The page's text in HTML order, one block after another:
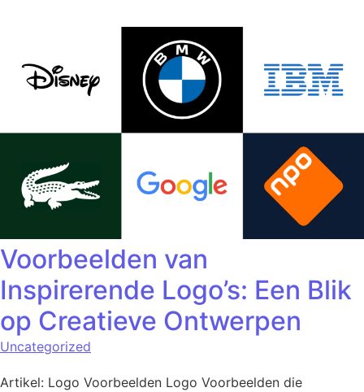
Voorbeelden van
Inspirerende Logo’s: Een Blik
op Creatieve Ontwerpen
Uncategorized
Artikel: Logo Voorbeelden Logo Voorbeelden die